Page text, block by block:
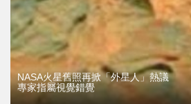
NASA火星舊照再掀「外星人」熱議
專家指屬視覺錯覺